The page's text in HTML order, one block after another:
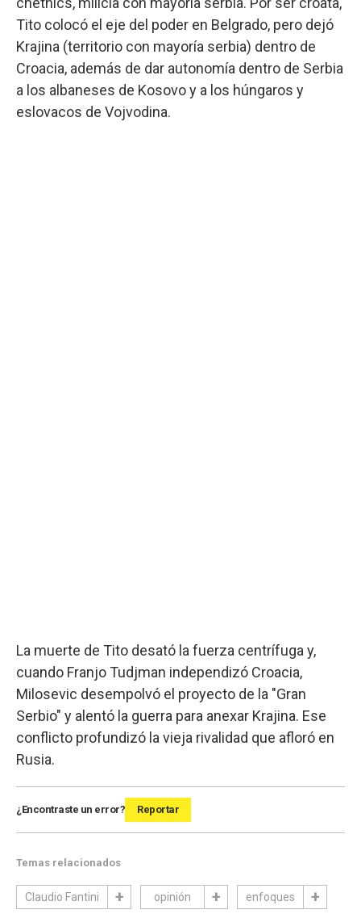
Tito colocó el eje del poder en Belgrado, pero dejó
Krajina (territorio con mayoría serbia) dentro de
Croacia, además de dar autonomía dentro de Serbia
a los albaneses de Kosovo y a los húngaros y
eslovacos de Vojvodina.
La muerte de Tito desató la fuerza centrífuga y,
cuando Franjo Tudjman independizó Croacia,
Milosevic desempolvó el proyecto de la "Gran
Serbio" y alentó la guerra para anexar Krajina. Ese
conflicto profundizó la vieja rivalidad que afloró en
Rusia.
¿Encontraste un error? Reportar
Temas relacionados
Claudio Fantini opinión enfoques